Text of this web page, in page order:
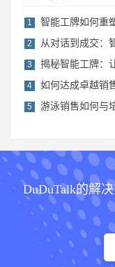
1 智能工牌如何重
2 从对话到成交：
3 揭秘智能工牌：
4 如何达成卓越销
5 游泳销售如何与培
DuDuTalk的解